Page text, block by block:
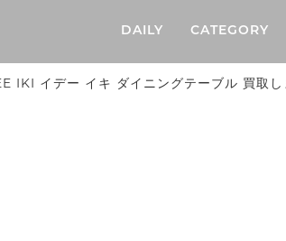
DAILY CATEGORY
IKI イデー イキ ダイニングテーブル 買取し